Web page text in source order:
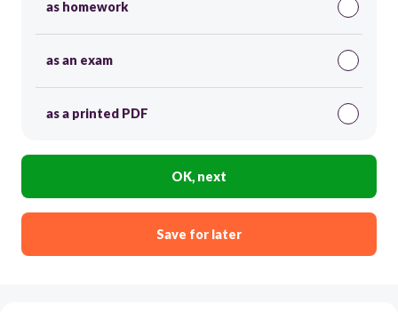
as homework
as an exam
as a printed PDF
OK, next
Save for later